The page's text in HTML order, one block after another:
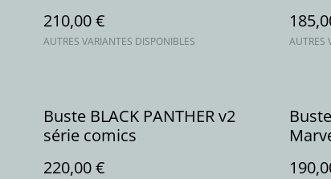
210,00 €
AUTRES VARIANTES DISPONIBLES AUTRES
Buste BLACK PANTHER v2
série comics
220,00 €